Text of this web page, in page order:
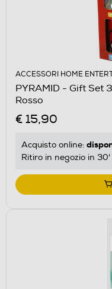
ACCESSORI HOME
PYRAMID - Gift Set
Rosso
€ 15,90
Acquisto online:
Ritiro in negozio in